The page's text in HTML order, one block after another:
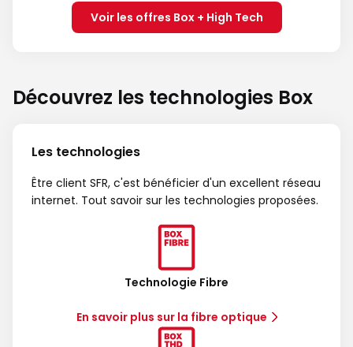
Voir les offres Box + High Tech
Découvrez les technologies Box
Les technologies
Être client SFR, c'est bénéficier d'un excellent réseau
internet. Tout savoir sur les technologies proposées.
Technologie Fibre
En savoir plus sur la fibre optique